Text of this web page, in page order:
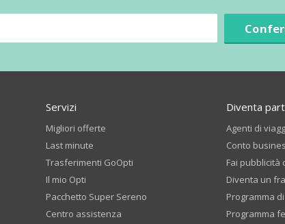
Servizi
Migliori offerte
Last minute
Trasferimenti GoOpti
Il mio Opti
Pacchetto Super Sereno
Centro assistenza
Diventa
Agenti di
Conto
Fai pubblicità
Diventa un
Programma
Programma